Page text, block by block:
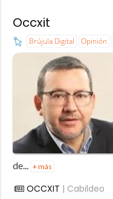
Occxit
Brújula Digital Opinión
de...
+ más
OCCXIT | Cabildeo